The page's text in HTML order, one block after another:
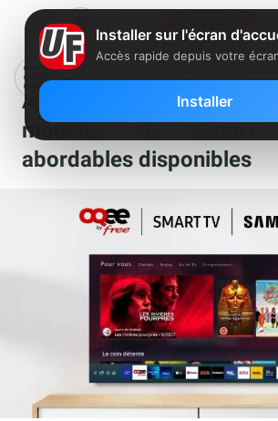
Abonnés Freebox : de
modèles de
abordables disponibles
Installer sur l'écran
Accès rapide depuis votre
Installer